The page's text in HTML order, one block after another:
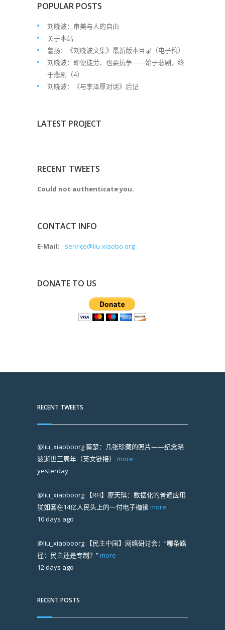
POPULAR POSTS
刘晓波：审美与人的自由
关于本站
鲁扬：《刘晓波文集》最新版本目录（电子稿）
刘晓波：即便徒劳、也要抗争——始于悲剧，终
于悲剧（4）
刘晓波：《与李泽厚对话》后记
LATEST PROJECT
RECENT TWEETS
Could not authenticate you.
CONTACT INFO
E-Mail: service@liu-xiaobo.org
DONATE TO US
RECENT TWEETS
@liu_xiaoboorg蔡楚：几张珍藏的照片——纪念晓
波逝世三周年（英文链接） more
yesterday
@liu_xiaoboorg 【RFI】廖天琪：数据化的普遍应用
犹如套在14亿人民头上的一付电子枷锁 more
10 days ago
@liu_xiaoboorg 【民主中国】网络研讨会：“哪条路
径：民主还是专制？” more
12 days ago
RECENT POSTS